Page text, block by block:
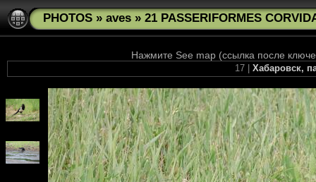
PHOTOS » aves » 21 PASSERIFORMES
Нажмите See map (ссылка после
17 |Хабаровск,